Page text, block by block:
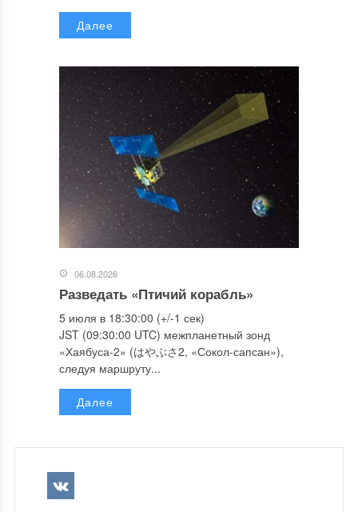
Далее
06.08.2026
Разведать «Птичий корабль»
5 июля в 18:30:00 (+/-1 сек)
JST (09:30:00 UTC) межпланетный зонд
«Хаябуса-2» (はやぶさ2, «Сокол-сапсан»),
следуя маршруту...
Далее